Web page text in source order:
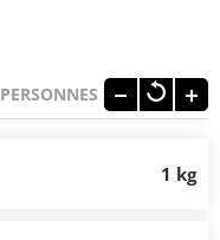
PERSONNES
1 kg